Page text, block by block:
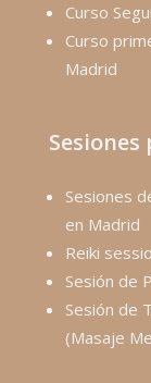
Curso
Curso
Madrid
Sesiones
en Madrid
Reiki
Sesión de
Sesión de
(Masaje